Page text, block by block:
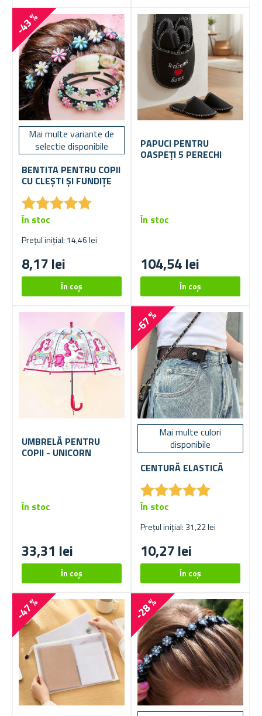
-43 %
Mai multe variante de
selectie disponibile
BENTITA PENTRU COPII
CU CLEȘTI ȘI FUNDIȚE
★★★★★
★★★★★
Prețul inițial: 14,46 lei
8,17 lei
În stoc
PAPUCI PENTRU
OASPEȚI 5 PERECHI
104,54 lei
În stoc
UMBRELĂ PENTRU
COPII - UNICORN
33,31 lei
În stoc
-67 %
Mai multe culori
disponibile
CENTURĂ ELASTICĂ
★★★★★
★★★★★
Prețul inițial: 31,22 lei
10,27 lei
În stoc
-47 % -28 %